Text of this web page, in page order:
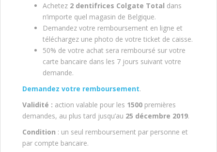
Achetez 2 dentifrices Colgate Total dans
n’importe quel magasin de Belgique.
Demandez votre remboursement en ligne et
téléchargez une photo de votre ticket de caisse.
50% de votre achat sera remboursé sur votre
carte bancaire dans les 7 jours suivant votre
demande.
Demandez votre remboursement.
Validité : action valable pour les 1500 premières
demandes, au plus tard jusqu’au 25 décembre 2019.
Condition : un seul remboursement par personne et
par compte bancaire.